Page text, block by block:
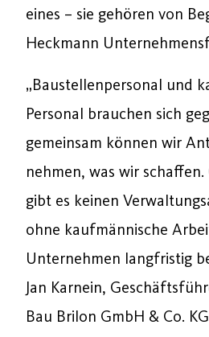
eines – sie gehören von
Heckmann
„Baustellenpersonal und
Personal brauchen sich
gemeinsam können wir
nehmen, was wir
gibt es keinen
ohne kaufmännische
Unternehmen langfristig
Jan Karnein,
Bau Brilon GmbH & Co.